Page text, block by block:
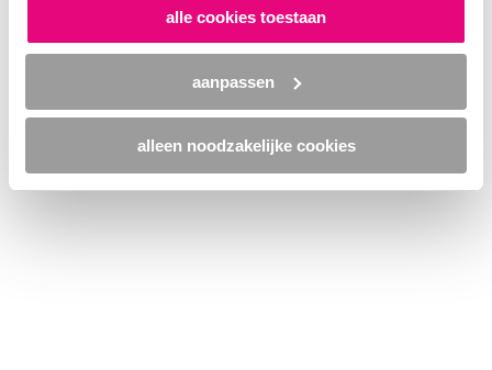
alle cookies toestaan
aanpassen
alleen noodzakelijke cookies